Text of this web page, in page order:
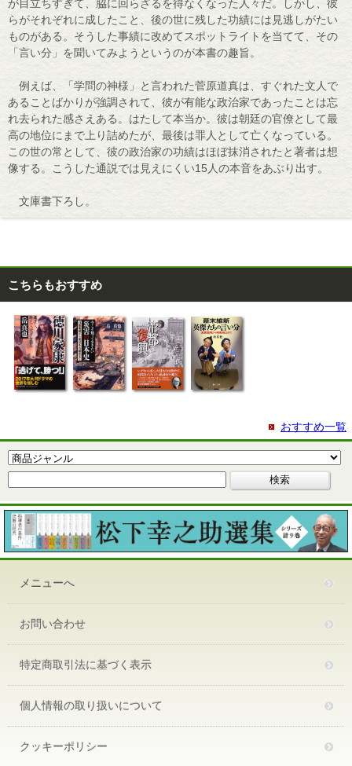
が目立ちすぎて、脇に回らざるを得なくなった人々だ。しかし、彼
らがそれぞれに成したこと、後の世に残した功績には見逃しがたい
ものがある。そうした事績に改めてスポットライトを当てて、その
「言い分」を聞いてみようというのが本書の趣旨。
例えば、「学問の神様」と言われた菅原道真は、すぐれた文人で
あることばかりが強調されて、彼が有能な政治家であったことは忘
れ去られた感さえある。はたして本当か。彼は朝廷の官僚として最
高の地位にまで上り詰めたが、最後は罪人として亡くなっている。
この世の常として、彼の政治家の功績はほぼ抹消されたと著者は想
像する。こうした通説では見えにくい15人の本音をあぶり出す。
文庫書下ろし。
こちらもおすすめ
おすすめ一覧
メニューへ
お問い合わせ
特定商取引法に基づく表示
個人情報の取り扱いについて
クッキーポリシー